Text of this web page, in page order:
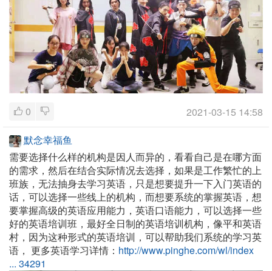
0
2021-03-15 14:58
默念幸福鱼
需要选择什么样的机构是因人而异的，看看自己是在哪方面
的需求，然后在结合实际情况去选择，如果是工作繁忙的上
班族，无法抽身去学习英语，只是想要提升一下入门英语的
话，可以选择一些线上的机构，而想要系统的掌握英语，想
要掌握高级的英语应用能力，英语口语能力，可以选择一些
好的英语培训班，最好全日制的英语培训机构，像平和英语
村，因为这种形式的英语培训，可以帮助我们系统的学习英
语， 更多英语学习详情： http://www.pinghe.com/wl/index
... 34291